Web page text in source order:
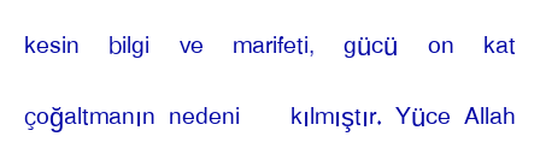
kesin bilgi ve marifeti, gücü on kat
çoğaltmanın nedeni
kılmıştır. Yüce Allah